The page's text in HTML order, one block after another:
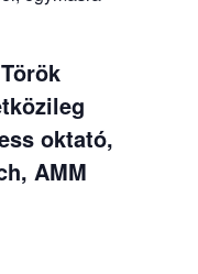
Török
oktató,
AMM